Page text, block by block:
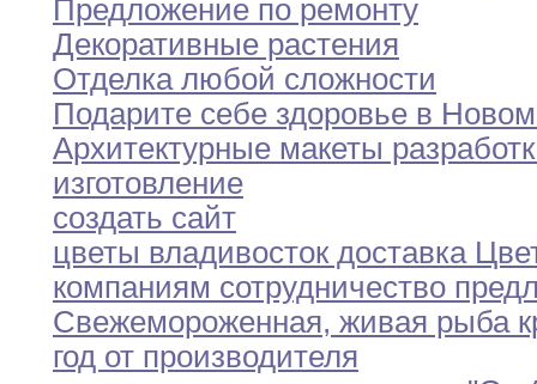
Предложение по ремонту
Декоративные растения
Отделка любой сложности
Подарите себе здоровье в
Архитектурные макеты
изготовление
создать сайт
цветы владивосток доставка
компаниям сотрудничество
Свежемороженная, живая рыба
год от производителя